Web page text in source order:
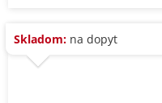
Skladom: na dopyt